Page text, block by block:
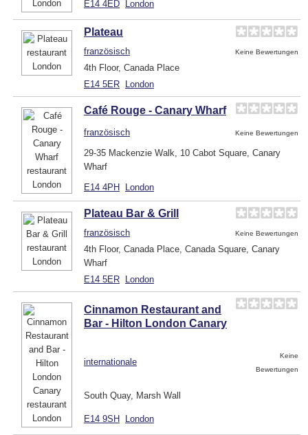
E14 4ED London
Plateau
französisch Keine Bewertungen
4th Floor, Canada Place
E14 5ER London
Café Rouge - Canary Wharf
französisch Keine Bewertungen
29-35 Mackenzie Walk, 10 Cabot Square, Canary
Wharf
E14 4PH London
Plateau Bar & Grill
französisch Keine Bewertungen
4th Floor, Canada Place, Canada Square, Canary
Wharf
E14 5ER London
Cinnamon Restaurant and
Bar - Hilton London Canary
internationale
Keine
Bewertungen
South Quay, Marsh Wall
E14 9SH London